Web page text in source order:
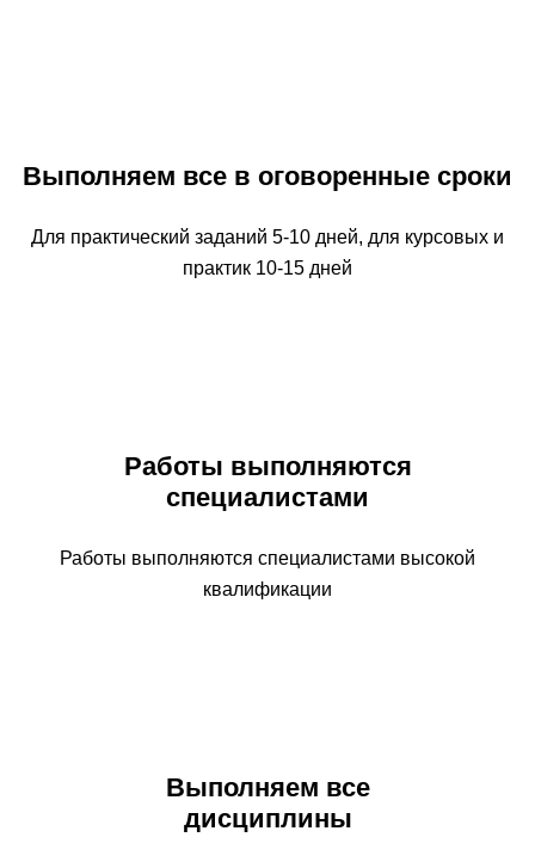
Выполняем все в оговоренные сроки
Для практический заданий 5-10 дней, для курсовых и
практик 10-15 дней
Работы выполняются
специалистами
Работы выполняются специалистами высокой
квалификации
Выполняем все
дисциплины